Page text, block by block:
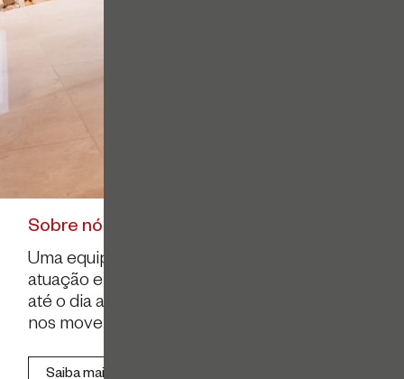
Sobre nós
Uma equipe orientada a servir. Desde a
atuação em operações e disputas complexas
até o dia a dia da atividade empresarial, o que
nos move é a necessidade do cliente.
Saiba mais